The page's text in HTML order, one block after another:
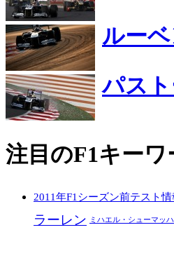
ルー
パス
注目のF1キーワ
2011年F1シーズン前テスト情
ラーレン ミハエル・シューマッハ